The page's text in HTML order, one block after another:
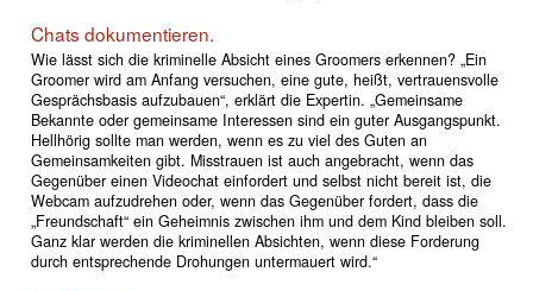
Chats dokumentieren.
Wie lässt sich die kriminelle Absicht eines Groomers erkennen? „Ein
Groomer wird am Anfang versuchen, eine gute, heißt, vertrauensvolle
Gesprächsbasis aufzubauen“, erklärt die Expertin. „Gemeinsame
Bekannte oder gemeinsame Interessen sind ein guter Ausgangspunkt.
Hellhörig sollte man werden, wenn es zu viel des Guten an
Gemeinsamkeiten gibt. Misstrauen ist auch angebracht, wenn das
Gegenüber einen Videochat einfordert und selbst nicht bereit ist, die
Webcam aufzudrehen oder, wenn das Gegenüber fordert, dass die
„Freundschaft“ ein Geheimnis zwischen ihm und dem Kind bleiben soll.
Ganz klar werden die kriminellen Absichten, wenn diese Forderung
durch entsprechende Drohungen untermauert wird.“